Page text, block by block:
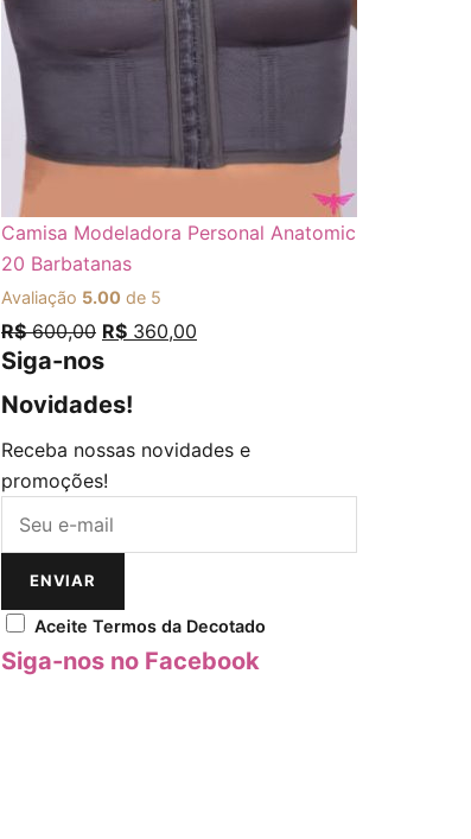
Camisa Modeladora Personal Anatomic
20 Barbatanas
Avaliação 5.00 de 5
R$600,00 R$ 360,00
Siga-nos
Opens in a new tab
Opens in a new tab
Opens in a new tab
Opens in a new tab
Novidades!
Receba nossas novidades e
promoções!
ENVIAR
Aceite Termos da Decotado
Siga-nos no Facebook